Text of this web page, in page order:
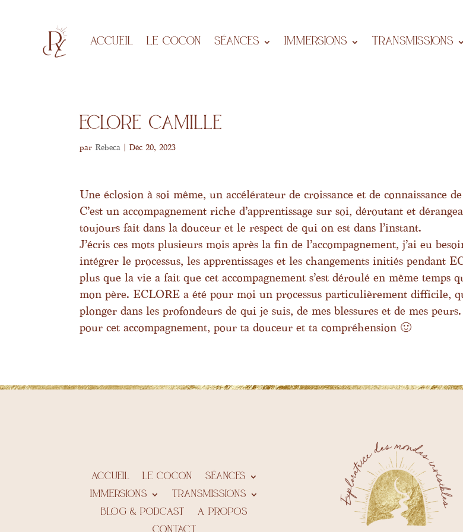
Accueil LE COCON Séances IMMERSIONS Transmissions
Eclore Camille
parRebeca |Déc 20, 2023
Une éclosion à soi même, un accélérateur de croissance et de connaissance
C’est un accompagnement riche d’apprentissage sur soi, déroutant et
toujours fait dans la douceur et le respect de qui on est dans l’instant.
J’écris ces mots plusieurs mois après la fin de l’accompagnement, j’ai eu
intégrer le processus, les apprentissages et les changements initiés pendant
plus que la vie a fait que cet accompagnement s’est déroulé en même temps
mon père. ECLORE a été pour moi un processus particulièrement difficile,
plonger dans les profondeurs de qui je suis, de mes blessures et de mes
pour cet accompagnement, pour ta douceur et ta compréhension 🙂
Accueil LE COCON
Séances
IMMERSIONS
Transmissions
BLOG & PODCAST
A propos